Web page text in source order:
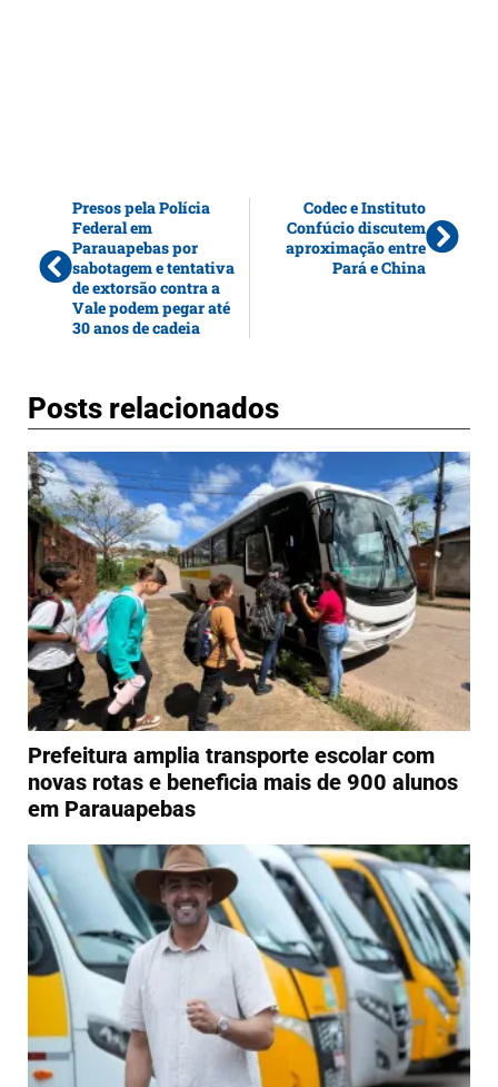
Presos pela Polícia
Federal em
Parauapebas por
sabotagem e tentativa
de extorsão contra a
Vale podem pegar até
30 anos de cadeia
Codec e Instituto
Confúcio discutem
aproximação entre
Pará e China
Posts relacionados
Prefeitura amplia transporte escolar com
novas rotas e beneficia mais de 900 alunos
em Parauapebas